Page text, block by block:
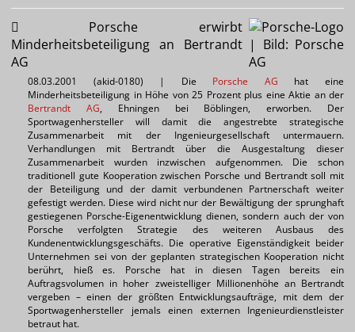
Porsche erwirbt
Minderheitsbeteiligung an Bertrandt
AG
08.03.2001 (akid-0180) | Die Porsche AG hat eine
Minderheitsbeteiligung in Höhe von 25 Prozent plus eine Aktie an der
Bertrandt AG, Ehningen bei Böblingen, erworben. Der
Sportwagenhersteller will damit die angestrebte strategische
Zusammenarbeit mit der Ingenieurgesellschaft untermauern.
Verhandlungen mit Bertrandt über die Ausgestaltung dieser
Zusammenarbeit wurden inzwischen aufgenommen. Die schon
traditionell gute Kooperation zwischen Porsche und Bertrandt soll mit
der Beteiligung und der damit verbundenen Partnerschaft weiter
gefestigt werden. Diese wird nicht nur der Bewältigung der sprunghaft
gestiegenen Porsche-Eigenentwicklung dienen, sondern auch der von
Porsche verfolgten Strategie des weiteren Ausbaus des
Kundenentwicklungsgeschäfts. Die operative Eigenständigkeit beider
Unternehmen sei von der geplanten strategischen Kooperation nicht
berührt, hieß es. Porsche hat in diesen Tagen bereits ein
Auftragsvolumen in hoher zweistelliger Millionenhöhe an Bertrandt
vergeben – einen der größten Entwicklungsaufträge, mit dem der
Sportwagenhersteller jemals einen externen Ingenieurdienstleister
betraut hat.